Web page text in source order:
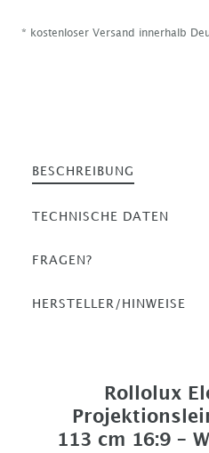
* kostenloser Versand innerhalb
BESCHREIBUNG
TECHNISCHE DATEN
FRAGEN?
HERSTELLER/HINWEISE
Rollolux
113 cm 16:9 –